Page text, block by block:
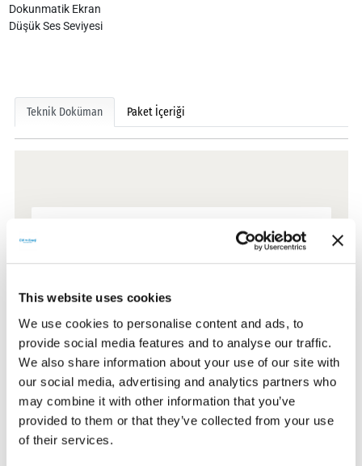
This website uses cookies
We use cookies to personalise content and ads, to
provide social media features and to analyse our traffic.
We also share information about your use of our site with
our social media, advertising and analytics partners who
may combine it with other information that you’ve
provided to them or that they’ve collected from your use
of their services.
Dokunmatik Ekran
Düşük Ses Seviyesi
Teknik Doküman Paket İçeriği
Garanti Dokümanları
Kullanım Kılavuzları
TommaTech 16-20-